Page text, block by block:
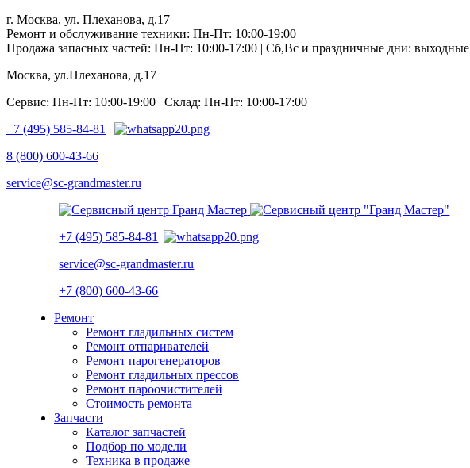
г. Москва, ул. Плеханова, д.17
Ремонт и обслуживание техники: Пн-Пт: 10:00-19:00
Продажа запасных частей: Пн-Пт: 10:00-17:00 | Сб,Вс и праздничные дни: выходные
Москва, ул.Плеханова, д.17
Сервис: Пн-Пт: 10:00-19:00 | Склад: Пн-Пт: 10:00-17:00
+7 (495) 585-84-81
8 (800) 600-43-66
service@sc-grandmaster.ru
+7 (495) 585-84-81
service@sc-grandmaster.ru
+7 (800) 600-43-66
Ремонт
Ремонт гладильных систем
Ремонт отпаривателей
Ремонт парогенераторов
Ремонт гладильных прессов
Ремонт пароочистителей
Стоимость ремонта
Запчасти
Каталог запчастей
Подбор по модели
Техника в продаже